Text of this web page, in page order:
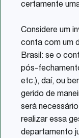
certamente
Considere um
conta com um
Brasil: se o
pós-
etc.), daí, ou
gerido de
será
realizar essa
departamento